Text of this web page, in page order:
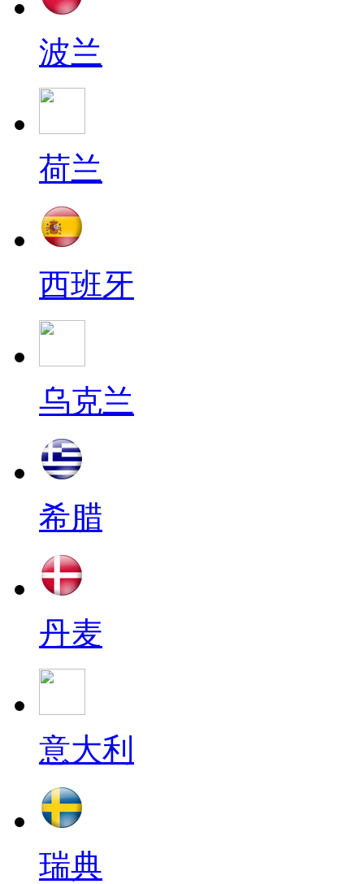
波兰
荷兰
西班牙
乌克兰
希腊
丹麦
意大利
瑞典